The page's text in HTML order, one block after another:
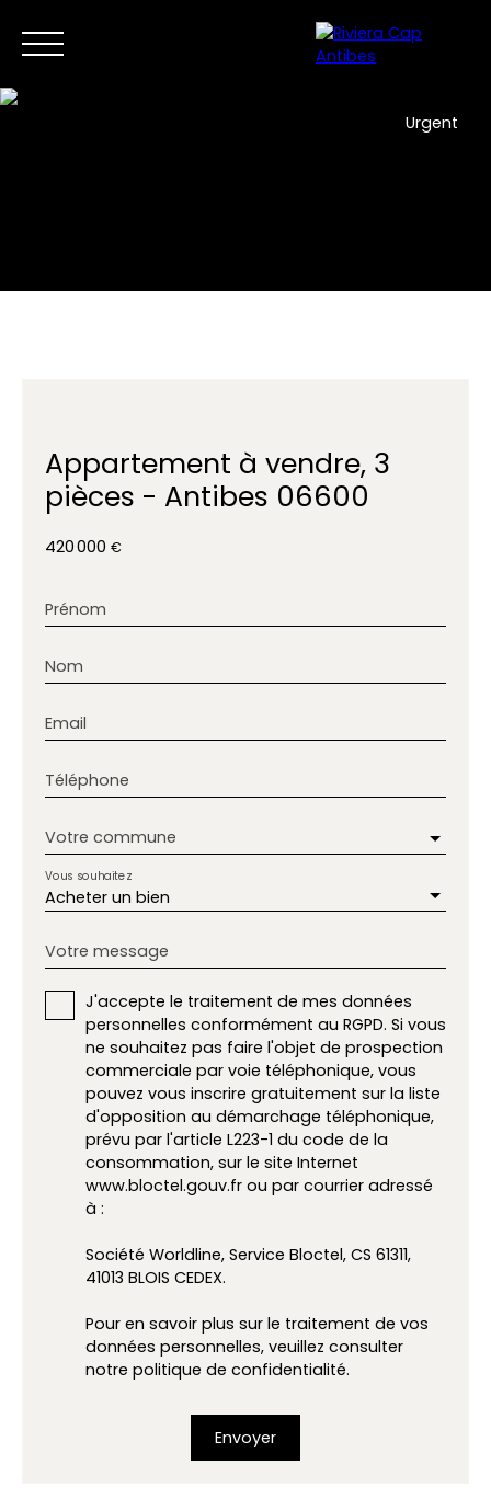
Urgent
Appartement à vendre, 3
pièces - Antibes 06600
420 000 €
Prénom
Nom
Email
Téléphone
Votre commune
Acheter un bien
Vous souhaitez
Votre message
J'accepte le traitement de mes données
personnelles conformément au RGPD. Si vous
ne souhaitez pas faire l'objet de prospection
commerciale par voie téléphonique, vous
pouvez vous inscrire gratuitement sur la liste
d'opposition au démarchage téléphonique,
prévu par l'article L223-1 du code de la
consommation, sur le site Internet
www.bloctel.gouv.fr ou par courrier adressé
à :
Société Worldline, Service Bloctel, CS 61311,
41013 BLOIS CEDEX.
Pour en savoir plus sur le traitement de vos
données personnelles, veuillez consulter
notre politique de confidentialité.
Envoyer